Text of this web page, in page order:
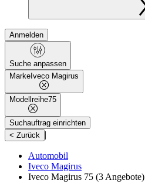
Anmelden
Suche anpassen
Marke Iveco Magirus
Modellreihe75
Suchauftrag einrichten
< Zurück |
Automobil
Iveco Magirus
Iveco Magirus 75 (3 Angebote)